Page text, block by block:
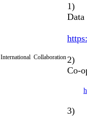
International Collaboration
1)
2)
Co-
3)